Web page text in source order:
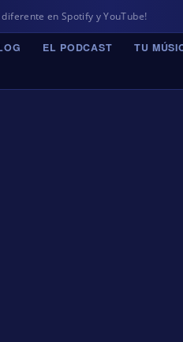
en Spotify y YouTube!
EL PODCAST TU